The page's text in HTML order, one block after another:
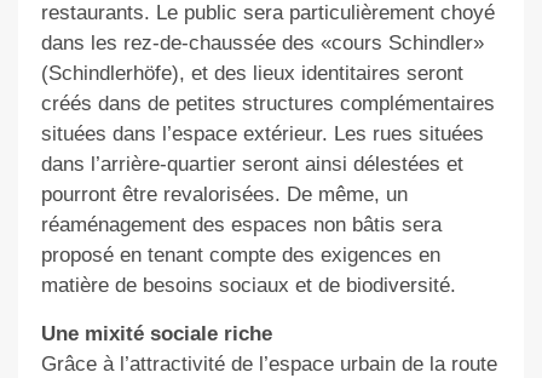
restaurants. Lepublic sera particulièrement choyé
dans les rez-de-chaussée des «cours Schindler»
(Schindlerhöfe), et des lieux identitaires seront
créés dans de petites structures complémentaires
situées dans l’espace extérieur. Les rues situées
dans l’arrière-quartier seront ainsi délestées et
pourront être revalorisées. De même, un
réaménagement des espaces non bâtis sera
proposé en tenant compte des exigences en
matière de besoins sociaux et de biodiversité.
Une mixité sociale riche
Grâce à l’attractivité de l’espace urbain de la route